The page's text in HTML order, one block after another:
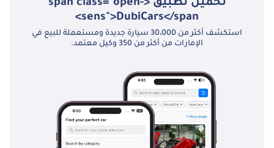
تحميل تطبيق <span class="open-
sens">DubiCars</span>
استكشف أكثر من 30،000 سيارة جديدة ومستعملة للبيع في
الإمارات من أكثر من 350 وكيل معتمد.